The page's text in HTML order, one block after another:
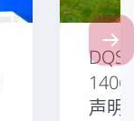
DQS
声明